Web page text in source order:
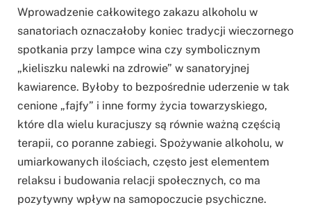
Wprowadzenie całkowitego zakazu alkoholu w
sanatoriach oznaczałoby koniec tradycji wieczornego
spotkania przy lampce wina czy symbolicznym
„kieliszku nalewki na zdrowie” w sanatoryjnej
kawiarence. Byłoby to bezpośrednie uderzenie w tak
cenione „fajfy” i inne formy życia towarzyskiego,
które dla wielu kuracjuszy są równie ważną częścią
terapii, co poranne zabiegi. Spożywanie alkoholu, w
umiarkowanych ilościach, często jest elementem
relaksu i budowania relacji społecznych, co ma
pozytywny wpływ na samopoczucie psychiczne.